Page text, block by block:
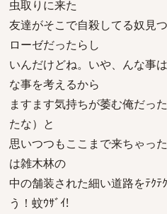
虫取りに来た
友達がそこで自殺してる奴見
ローゼだったらし
いんだけどね。いや、んな事
な事を考えるから
ますます気持ちが萎む俺だっ
たな）と
思いつつもここまで来ちゃっ
は雑木林の
中の舗装された細い道路をﾃｸ
う！蚊ｳｻﾞｲ!